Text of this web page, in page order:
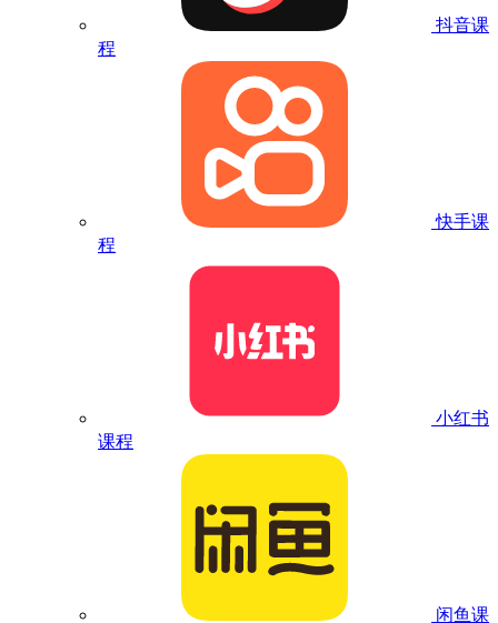
抖音课
程
快手课
程
小红书
课程
闲鱼课